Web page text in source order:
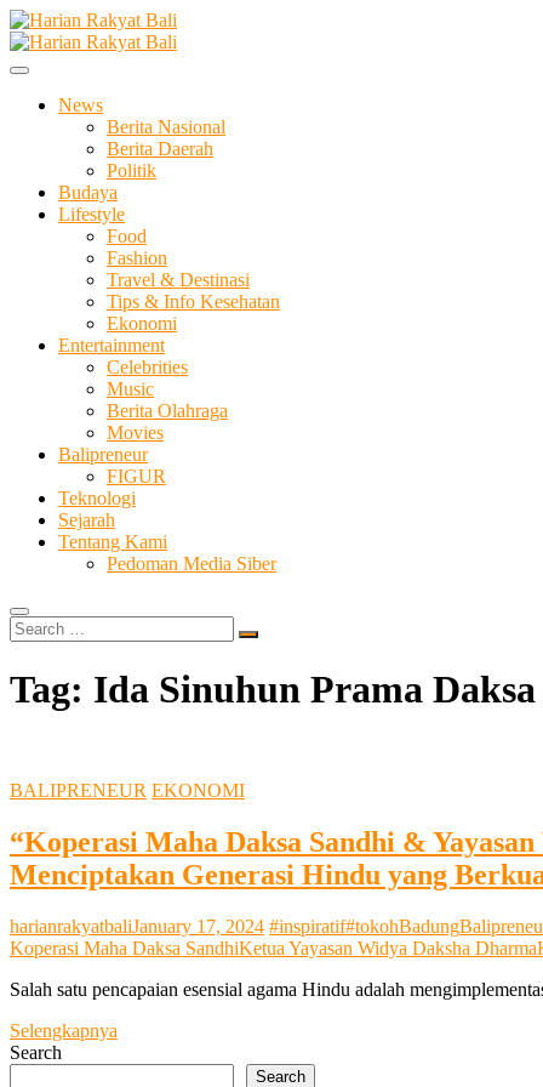
Skip
to
content
Harian Rakyat Bali
Membangun Semangat Kehidupan dan Berbangsa
News
Berita Nasional
Berita Daerah
Politik
Budaya
Lifestyle
Food
Fashion
Travel & Destinasi
Tips & Info Kesehatan
Ekonomi
Entertainment
Celebrities
Music
Berita Olahraga
Movies
Balipreneur
FIGUR
Teknologi
Sejarah
Tentang Kami
Pedoman Media Siber
Search
…
Tag: Ida Sinuhun Prama Daksa
BALIPRENEUR EKONOMI
“Koperasi Maha Daksa Sandhi &
Menciptakan Generasi Hindu yang
harianrakyatbaliJanuary 17, 2024 #inspiratif#tokohBadung
Koperasi Maha Daksa SandhiKetua Yayasan Widya Daksha Dharma
Salah satu pencapaian esensial agama Hindu adalah
Selengkapnya
Search
Search